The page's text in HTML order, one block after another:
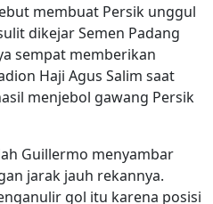
membuat Persik unggul
dikejar Semen Padang
sempat memberikan
Haji Agus Salim saat
menjebol gawang Persik
Guillermo menyambar
jarak jauh rekannya.
gol itu karena posisi